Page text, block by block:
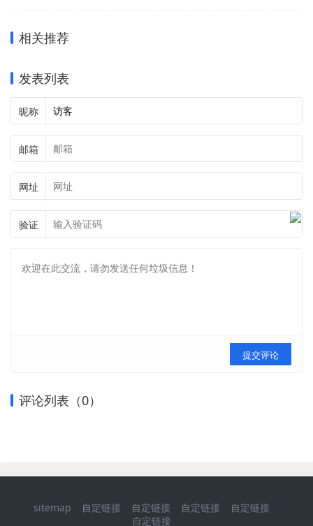
相关推荐
发表列表
昵称
邮箱
网址
验证
提交评论
评论列表（0）
sitemap 自定链接 自定链接 自定链接
自定链接
自定链接